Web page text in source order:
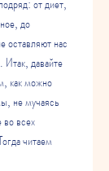
от диет,
до
оставляют нас
давайте
как можно
не мучаясь
во всех
читаем